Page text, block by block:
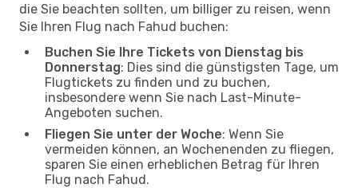
die Sie beachten sollten, um billiger zu reisen, wenn
Sie Ihren Flug nach Fahud buchen:
Buchen Sie Ihre Tickets von Dienstag bis
Donnerstag: Dies sind die günstigsten Tage, um
Flugtickets zu finden und zu buchen,
insbesondere wenn Sie nach Last-Minute-
Angeboten suchen.
Fliegen Sie unter der Woche: Wenn Sie
vermeiden können, an Wochenenden zu fliegen,
sparen Sie einen erheblichen Betrag für Ihren
Flug nach Fahud.